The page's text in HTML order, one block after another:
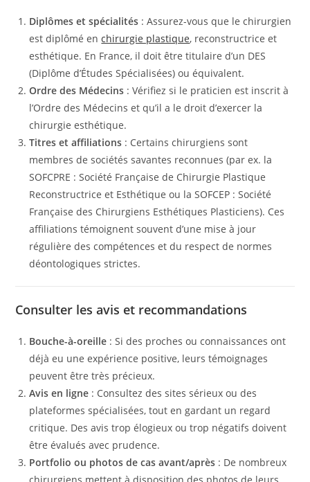
Diplômes et spécialités : Assurez-vous que le chirurgien
est diplômé enchirurgie plastique, reconstructrice et
esthétique. En France, il doit être titulaire d’un DES
(Diplôme d’Études Spécialisées) ou équivalent.
Ordre des Médecins : Vérifiez si le praticien est inscrit à
l’Ordre des Médecins et qu’il a le droit d’exercer la
chirurgie esthétique.
Titres et affiliations : Certains chirurgiens sont
membres de sociétés savantes reconnues (par ex. la
SOFCPRE : Société Française de Chirurgie Plastique
Reconstructrice et Esthétique ou la SOFCEP : Société
Française des Chirurgiens Esthétiques Plasticiens). Ces
affiliations témoignent souvent d’une mise à jour
régulière des compétences et du respect de normes
déontologiques strictes.
Consulter les avis et recommandations
Bouche-à-oreille : Si des proches ou connaissances ont
déjà eu une expérience positive, leurs témoignages
peuvent être très précieux.
Avis en ligne : Consultez des sites sérieux ou des
plateformes spécialisées, tout en gardant un regard
critique. Des avis trop élogieux ou trop négatifs doivent
être évalués avec prudence.
Portfolio ou photos de cas avant/après : De nombreux